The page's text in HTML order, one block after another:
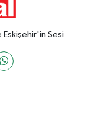
Sesi